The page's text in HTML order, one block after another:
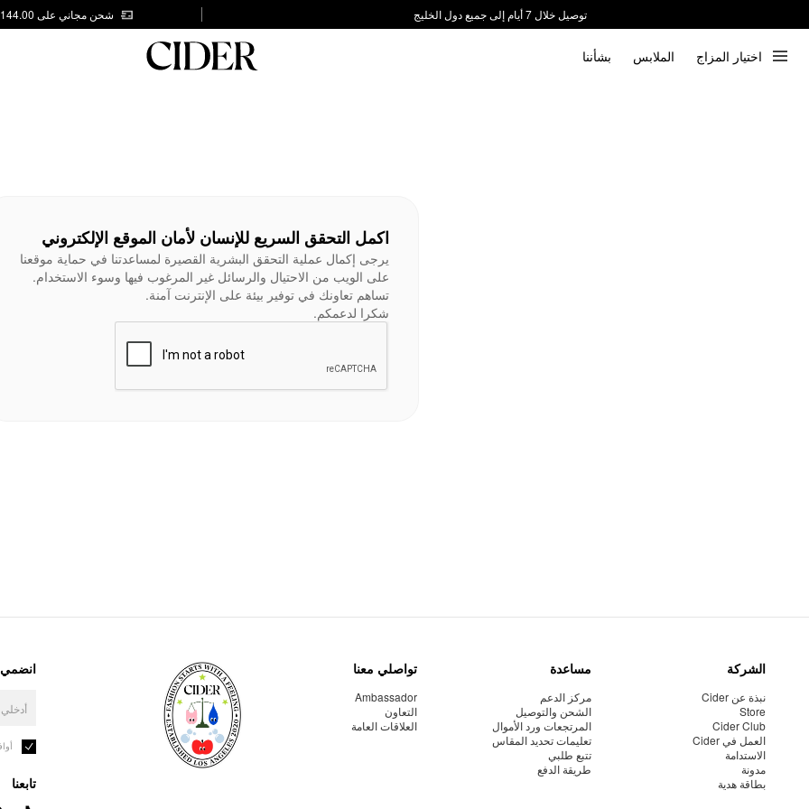
توصيل خلال 7 أيام إلى جميع دول الخليج
شحن مجاني على AED 144.00
اختيار المزاج الملابس بشأننا
اكمل التحقق السريع للإنسان لأمان الموقع الإلكتروني
يرجى إكمال عملية التحقق البشرية القصيرة لمساعدتنا في حماية موقعنا
على الويب من الاحتيال والرسائل غير المرغوب فيها وسوء الاستخدام.
تساهم تعاونك في توفير بيئة على الإنترنت آمنة.
شكرا لدعمكم.
الشركة
نبذة عن Cider
Store
Cider Club
العمل في Cider
الاستدامة
مدونة
بطاقة هدية
مساعدة
مركز الدعم
الشحن والتوصيل
المرتجعات ورد الأموال
تعليمات تحديد المقاس
تتبع طلبي
طريقة الدفع
تواصلي معنا
Ambassador
التعاون
العلاقات العامة
انضمي
تابعنا